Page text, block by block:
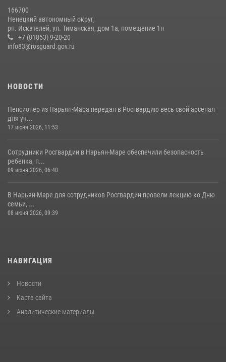
166700
Ненецкий автономный округ,
рп. Искателей, ул. Тиманская, дом 1а, помещение 1н
+7 (81853) 9-20-20
info83@rosguard.gov.ru
НОВОСТИ
Пенсионер из Нарьян-Мара передал в Росгвардию весь свой арсенал
для уч...
17 июня 2026, 11:53
Сотрудники Росгвардии в Нарьян-Маре обеспечили безопасность
ребенка, п...
09 июня 2026, 06:40
В Нарьян-Маре для сотрудников Росгвардии провели лекцию ко Дню
семьи, ...
08 июня 2026, 09:39
НАВИГАЦИЯ
Новости
Карта сайта
Аналитические материалы